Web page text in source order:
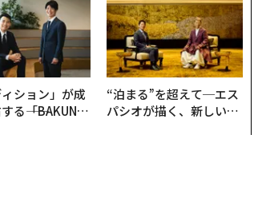
ィション」が成
る――「BAKUN
“泊まる”を超えて─エス
パシオが描く、新しい日